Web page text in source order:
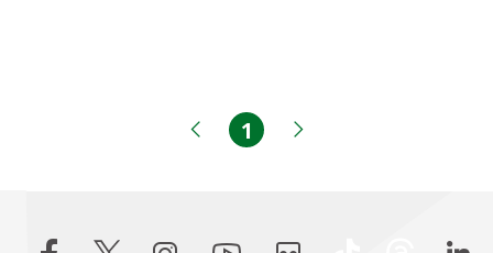
Página anterior
Página
1